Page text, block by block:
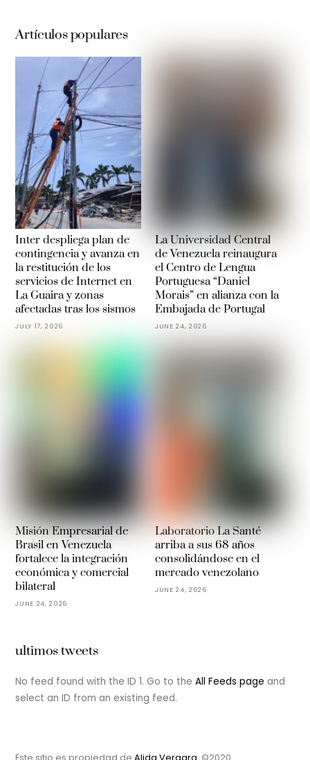
Artículos populares
Inter despliega plan de
contingencia y avanza en
la restitución de los
servicios de Internet en
La Guaira y zonas
afectadas tras los sismos
JULY 17, 2026
La Universidad Central
de Venezuela reinaugura
el Centro de Lengua
Portuguesa “Daniel
Morais” en alianza con la
Embajada de Portugal
JUNE 24, 2026
Misión Empresarial de
Brasil en Venezuela
fortalece la integración
económica y comercial
bilateral
JUNE 24, 2026
Laboratorio La Santé
arriba a sus 68 años
consolidándose en el
mercado venezolano
JUNE 24, 2026
ultimos tweets
No feed found with the ID 1. Go to theAll Feeds page and
select an ID from an existing feed.